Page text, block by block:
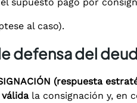
al caso).
defensa del
(respuesta
válidala consignación y, en